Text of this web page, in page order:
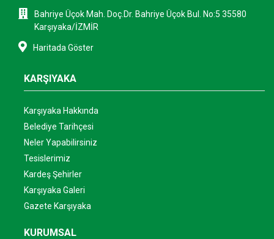
Bahriye Üçok Mah. Doç.Dr. Bahriye Üçok Bul. No:5 35580
Karşıyaka/İZMİR
Haritada Göster
KARŞIYAKA
Karşıyaka Hakkında
Belediye Tarihçesi
Neler Yapabilirsiniz
Tesislerimiz
Kardeş Şehirler
Karşıyaka Galeri
Gazete Karşıyaka
KURUMSAL